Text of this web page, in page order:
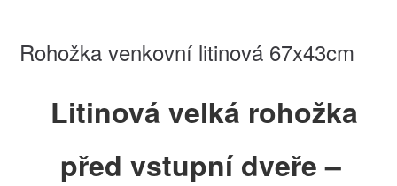
Rohožka venkovní litinová 67x43cm
Litinová velká rohožka
před vstupní dveře –